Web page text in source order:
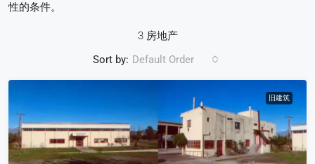
性的条件。
3 房地产
Sort by: Default Order
旧建筑